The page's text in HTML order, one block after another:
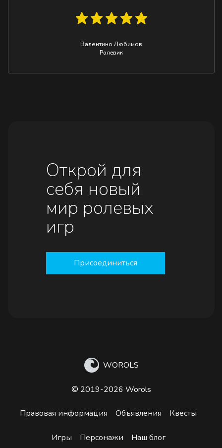
Валентино Любимов
Ролевик
Открой для
себя новый
мир ролевых
игр
Присоединиться
WOROLS
© 2019-2026 Worols
Правовая информация Объявления Квесты
Игры Персонажи Наш блог